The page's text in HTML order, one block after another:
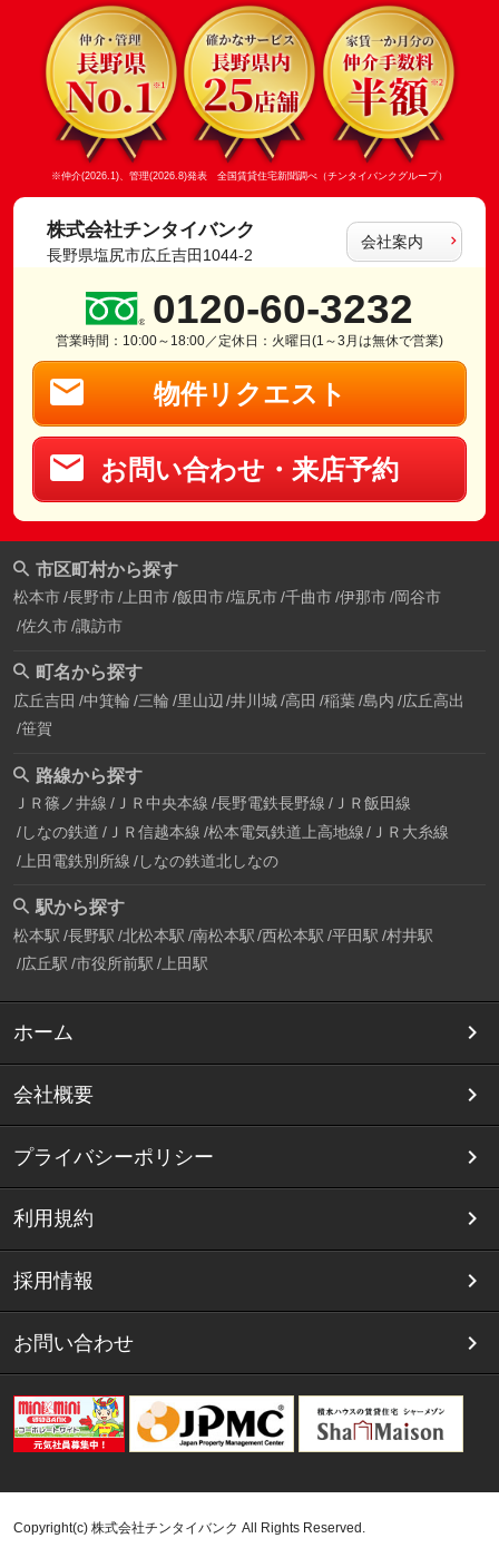
※仲介(2026.1)、管理(2026.8)発表 全国賃貸住宅新聞調べ（チンタイバンクグループ）
株式会社チンタイバンク
長野県塩尻市広丘吉田1044-2
会社案内
0120-60-3232
営業時間：10:00～18:00／定休日：火曜日(1～3月は無休で営業)
物件リクエスト
お問い合わせ・来店予約
市区町村から探す
松本市 長野市 上田市 飯田市 塩尻市 千曲市 伊那市 岡谷市
佐久市 諏訪市
町名から探す
広丘吉田 中箕輪 三輪 里山辺 井川城 高田 稲葉 島内 広丘高出
笹賀
路線から探す
ＪＲ篠ノ井線 ＪＲ中央本線 長野電鉄長野線 ＪＲ飯田線
しなの鉄道 ＪＲ信越本線 松本電気鉄道上高地線
ＪＲ大糸線
上田電鉄別所線 しなの鉄道北しなの
駅から探す
松本駅 長野駅 北松本駅 南松本駅 西松本駅 平田駅 村井駅
広丘駅 市役所前駅 上田駅
ホーム
会社概要
プライバシーポリシー
利用規約
採用情報
お問い合わせ
Copyright(c) 株式会社チンタイバンク All Rights Reserved.